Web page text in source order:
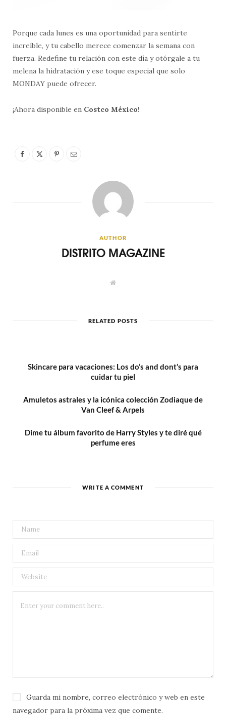
Porque cada lunes es una oportunidad para sentirte
increíble, y tu cabello merece comenzar la semana con
fuerza. Redefine tu relación con este día y otórgale a tu
melena la hidratación y ese toque especial que solo
MONDAY puede ofrecer. ​
¡Ahora disponible en Costco México!
AUTHOR
DISTRITO MAGAZINE
W
e
RELATED POSTS
Skincare para vacaciones: Los do’s and dont’s para
cuidar tu piel
Amuletos astrales y la icónica colección Zodiaque de
Van Cleef & Arpels
Dime tu álbum favorito de Harry Styles y te diré qué
perfume eres
WRITE A COMMENT
Guarda mi nombre, correo electrónico y web en este
navegador para la próxima vez que comente.